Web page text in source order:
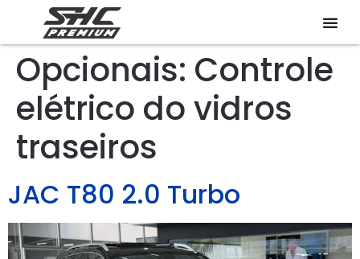
Opcionais: Controle
elétrico do vidros
traseiros
JAC T80 2.0 Turbo